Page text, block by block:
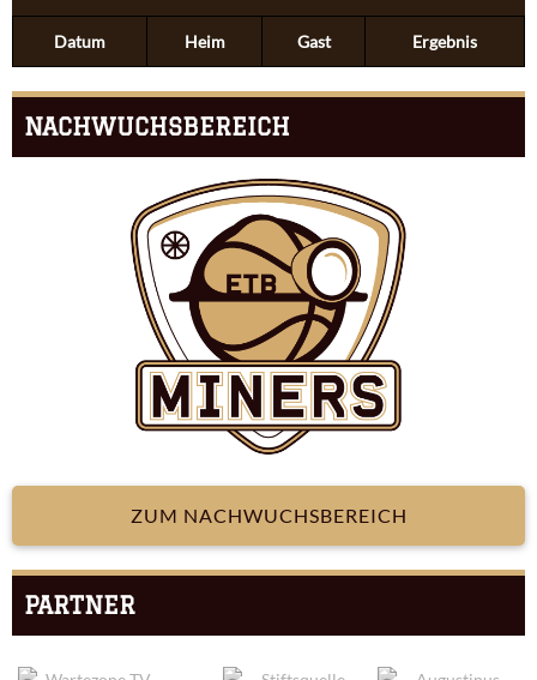
Datum Heim Gast Ergebnis
NACHWUCHSBEREICH
ZUM NACHWUCHSBEREICH
PARTNER